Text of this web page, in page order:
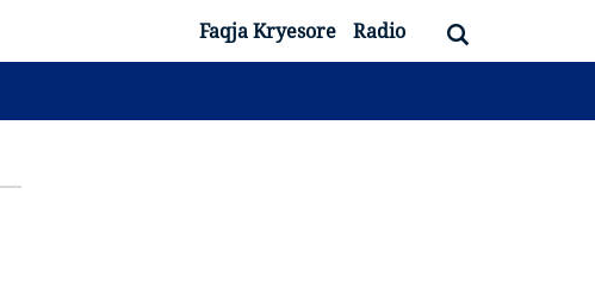
Faqja Kryesore Radio